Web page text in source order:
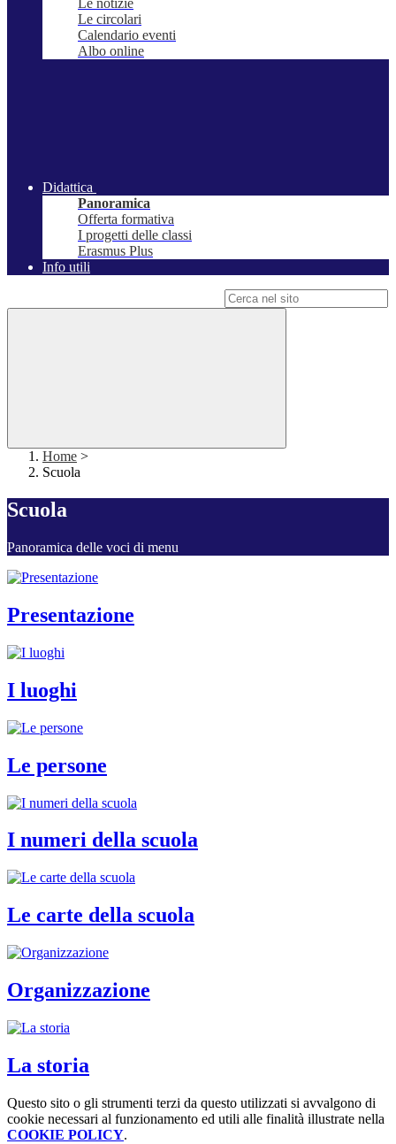
Le notizie
Le circolari
Calendario eventi
Albo online
Didattica
Panoramica
Offerta formativa
I progetti delle classi
Erasmus Plus
Info utili
Home >
Scuola
Scuola
Panoramica delle voci di menu
Presentazione
I luoghi
Le persone
I numeri della scuola
Le carte della scuola
Organizzazione
La storia
Questo sito o gli strumenti terzi da questo utilizzati si avvalgono di
cookie necessari al funzionamento ed utili alle finalità illustrate nella
COOKIE POLICY.